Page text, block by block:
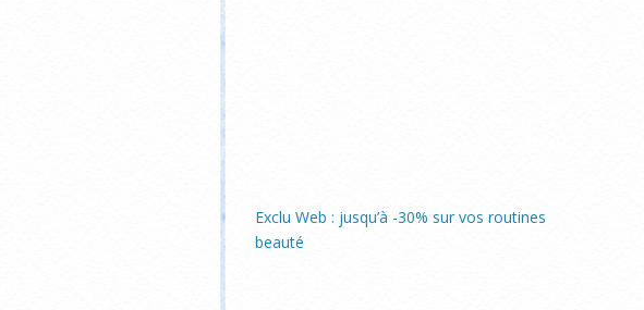
Exclu Web : jusqu’à -30% sur vos routines
beauté